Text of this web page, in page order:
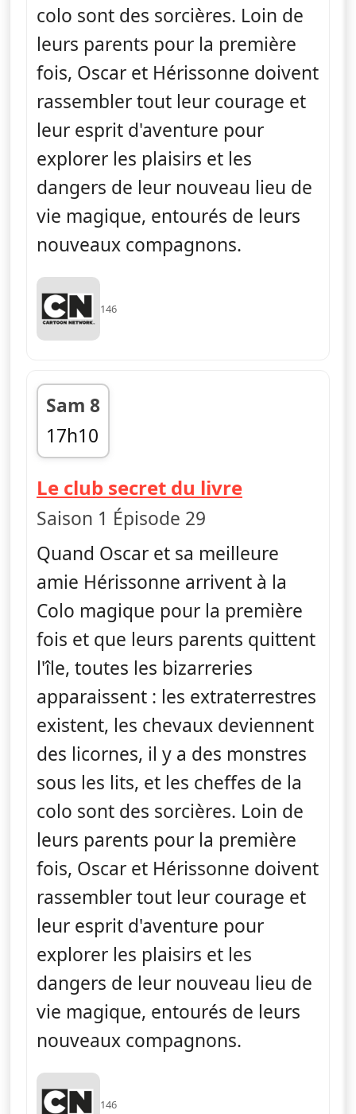
colo sont des sorcières. Loin de
leurs parents pour la première
fois, Oscar et Hérissonne doivent
rassembler tout leur courage et
leur esprit d'aventure pour
explorer les plaisirs et les
dangers de leur nouveau lieu de
vie magique, entourés de leurs
nouveaux compagnons.
146
Sam 8
17h10
fin 17h20
Le club secret du livre— Craig de
Saison 1 Épisode 29
Quand Oscar et sa meilleure
amie Hérissonne arrivent à la
Colo magique pour la première
fois et que leurs parents quittent
l'île, toutes les bizarreries
apparaissent : les extraterrestres
existent, les chevaux deviennent
des licornes, il y a des monstres
sous les lits, et les cheffes de la
colo sont des sorcières. Loin de
leurs parents pour la première
fois, Oscar et Hérissonne doivent
rassembler tout leur courage et
leur esprit d'aventure pour
explorer les plaisirs et les
dangers de leur nouveau lieu de
vie magique, entourés de leurs
nouveaux compagnons.
146